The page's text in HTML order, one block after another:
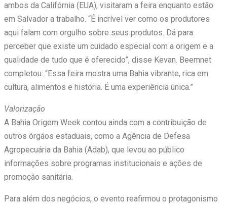
ambos da Califórnia (EUA), visitaram a feira enquanto estão
em Salvador a trabalho. “É incrível ver como os produtores
aqui falam com orgulho sobre seus produtos. Dá para
perceber que existe um cuidado especial com a origem e a
qualidade de tudo que é oferecido”, disse Kevan. Beemnet
completou: “Essa feira mostra uma Bahia vibrante, rica em
cultura, alimentos e história. É uma experiência única.”
Valorização
A Bahia Origem Week contou ainda com a contribuição de
outros órgãos estaduais, como a Agência de Defesa
Agropecuária da Bahia (Adab), que levou ao público
informações sobre programas institucionais e ações de
promoção sanitária.
Para além dos negócios, o evento reafirmou o protagonismo